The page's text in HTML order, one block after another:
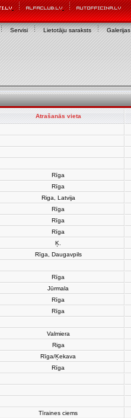
Servisi Lietotāju saraksts Galerijas
Atrašanās vieta
Rīga
Rīga
Riga, Latvija
Rīga
Rīga
Rīga
Ķ.
Rīga, Daugavpils
Rīga
Jūrmala
Rīga
Rīga
Valmiera
Riga
Rīga/Ķekava
Rīga
Tīraines ciems